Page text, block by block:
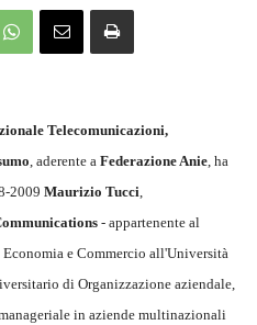
Telecomunicazioni,
, aderente a Federazione Anie, ha
2009 Maurizio Tucci,
- appartenente al
Economia e Commercio all'Università
di Organizzazione aziendale,
in aziende multinazionali